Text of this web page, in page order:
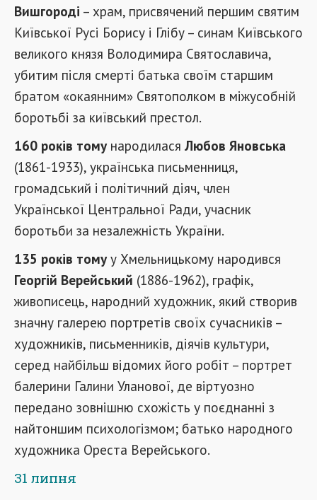
Вишгороді – храм, присвячений першим святим
Київської Русі Борису і Глібу – синам Київського
великого князя Володимира Святославича,
убитим після смерті батька своїм старшим
братом «окаянним» Святополком в міжусобній
боротьбі за київський престол.
160 років томународилася Любов Яновська
(1861-1933), українська письменниця,
громадський і політичний діяч, член
Української Центральної Ради, учасник
боротьби за незалежність України.
135 років томуу Хмельницькому народився
Георгій Верейський (1886-1962), графік,
живописець, народний художник, який створив
значну галерею портретів своїх сучасників –
художників, письменників, діячів культури,
серед найбільш відомих його робіт – портрет
балерини Галини Уланової, де віртуозно
передано зовнішню схожість у поєднанні з
найтоншим психологізмом; батько народного
художника Ореста Верейського.
31 липня